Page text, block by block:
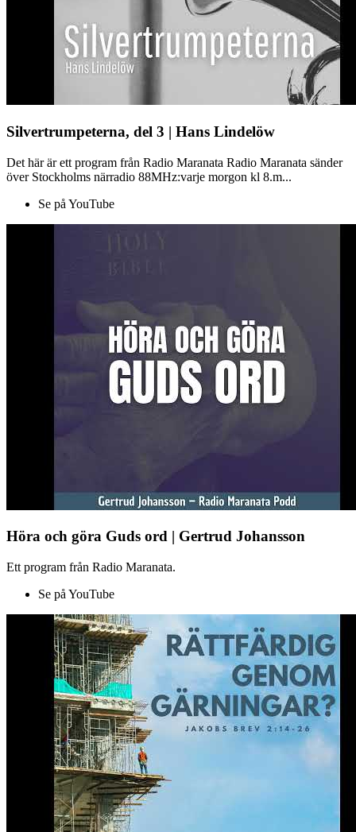
Silvertrumpeterna, del 3 | Hans Lindelöw
Det här är ett program från Radio Maranata Radio Maranata sänder
över Stockholms närradio 88MHz:varje morgon kl 8.m...
Se på YouTube
Höra och göra Guds ord | Gertrud Johansson
Ett program från Radio Maranata.
Se på YouTube